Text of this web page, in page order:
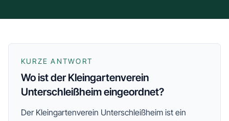
KURZE ANTWORT
Wo ist der Kleingartenverein
Unterschleißheim eingeordnet?
Der Kleingartenverein Unterschleißheim ist ein